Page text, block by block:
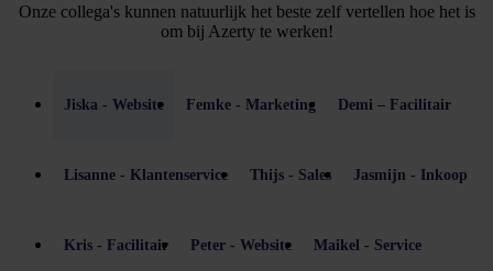
Onze collega's kunnen natuurlijk het beste zelf vertellen hoe het is
om bij Azerty te werken!
Jiska - Website Femke - Marketing Demi – Facilitair
Lisanne - Klantenservice Thijs - Sales Jasmijn - Inkoop
Kris - Facilitair Peter - Website Maikel - Service